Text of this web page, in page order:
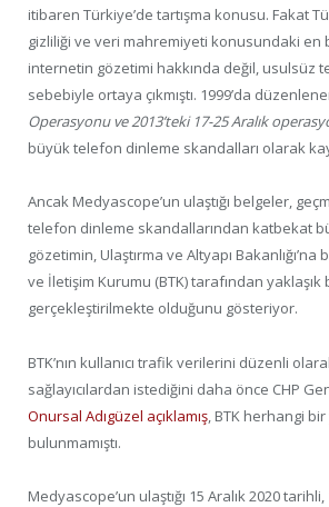
itibaren Türkiye’de tartışma konusu. Fakat
gizliliği ve veri mahremiyeti konusundaki en
internetin gözetimi hakkında değil, usulsüz
sebebiyle ortaya çıkmıştı. 1999’da
Operasyonu ve 2013’teki 17-25 Aralık
büyük telefon dinleme skandalları olarak
Ancak Medyascope’un ulaştığı belgeler,
telefon dinleme skandallarından katbekat
gözetimin, Ulaştırma ve Altyapı Bakanlığı’na
ve İletişim Kurumu (BTK) tarafından yaklaşık
gerçekleştirilmekte olduğunu gösteriyor.
BTK’nın kullanıcı trafik verilerini düzenli
sağlayıcılardan istediğini daha önce CHP
Onursal Adıgüzel açıklamış , BTK herhangi
bulunmamıştı.
Medyascope’un ulaştığı 15 Aralık 2020